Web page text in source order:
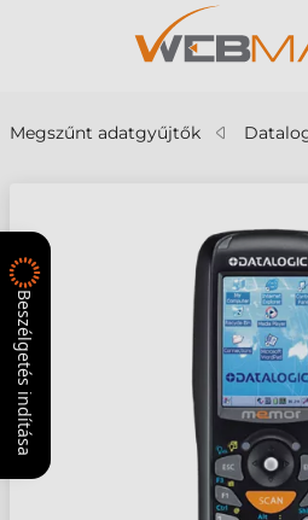
Megszűnt adatgyűjtők
Beszélgetés indítása